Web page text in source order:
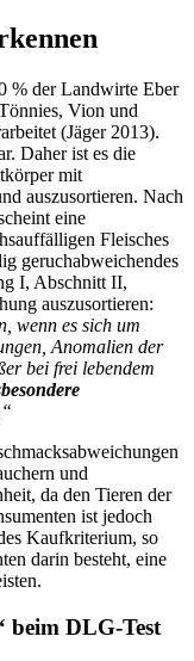
% der Landwirte Eber
Vion und
(Jäger 2013).
Daher ist es die
mit
auszusortieren. Nach
eine
Fleisches
geruchabweichendes
I, Abschnitt II,
auszusortieren:
wenn es sich um
Anomalien der
bei frei lebendem
und
da den Tieren der
ist jedoch
Kaufkriterium, so
darin besteht, eine
beim DLG-Test